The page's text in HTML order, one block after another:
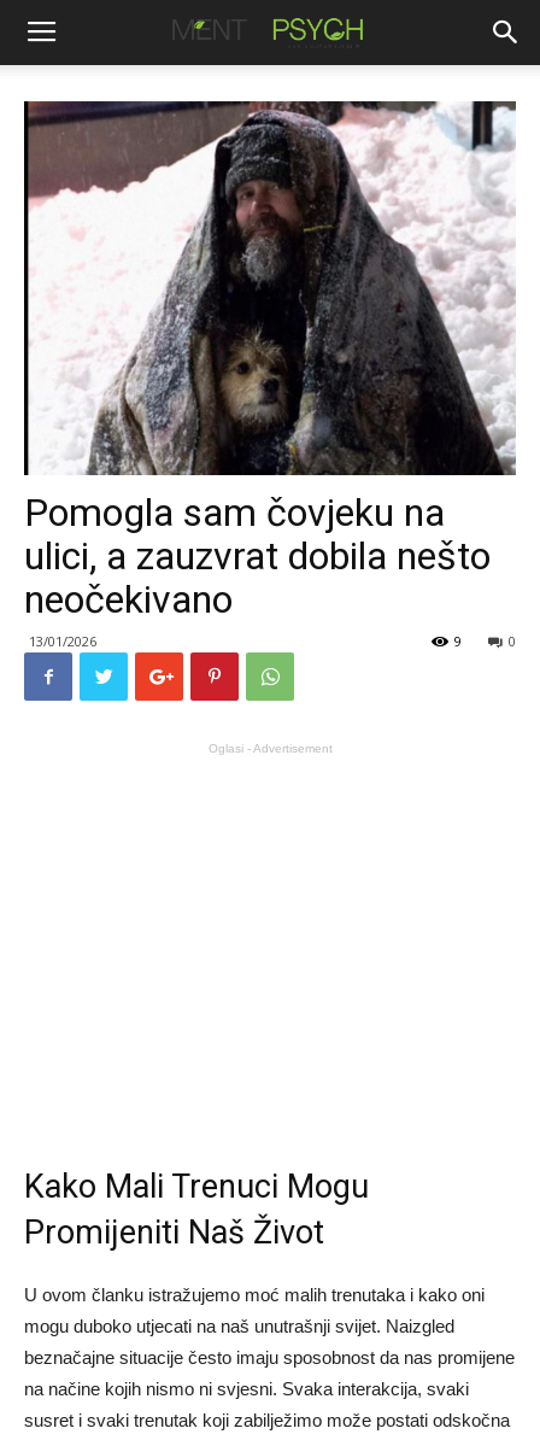
Pomogla sam čovjeku na
ulici, a zauzvrat dobila nešto
neočekivano
13/01/2026 0
9
Oglasi - Advertisement
Kako Mali Trenuci Mogu
Promijeniti Naš Život
U ovom članku istražujemo moć malih trenutaka i kako oni
mogu duboko utjecati na naš unutrašnji svijet. Naizgled
beznačajne situacije često imaju sposobnost da nas promijene
na načine kojih nismo ni svjesni. Svaka interakcija, svaki
susret i svaki trenutak koji zabilježimo može postati odskočna